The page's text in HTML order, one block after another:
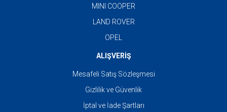
MINI COOPER
LAND ROVER
OPEL
ALIŞVERİŞ
Mesafeli Satış Sözleşmesi
Gizlilik ve Güvenlik
İptal ve İade Şartları